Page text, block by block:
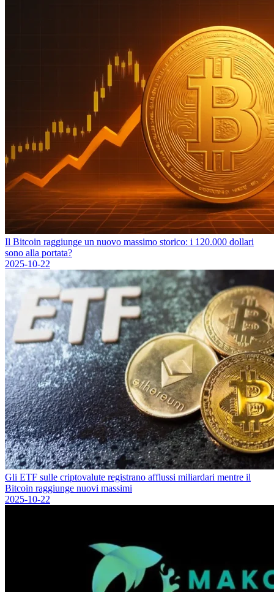
Il Bitcoin raggiunge un nuovo massimo storico: i 120.000 dollari
sono alla portata?
2025-10-22
Gli ETF sulle criptovalute registrano afflussi miliardari mentre il
Bitcoin raggiunge nuovi massimi
2025-10-22